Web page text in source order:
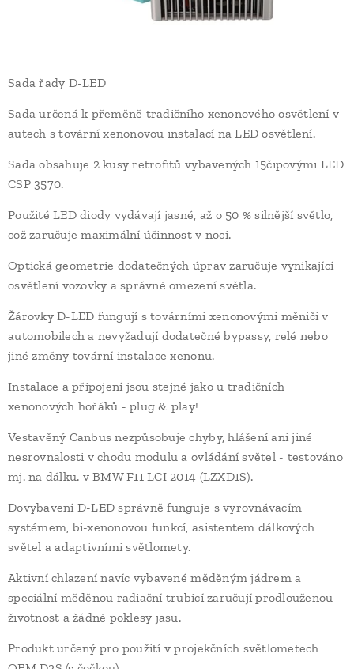
Sada řady D-LED
Sada určená k přeměně tradičního xenonového osvětlení v
autech s tovární xenonovou instalací na LED osvětlení.
Sada obsahuje 2 kusy retrofitů vybavených 15čipovými LED
CSP 3570.
Použité LED diody vydávají jasné, až o 50 % silnější světlo,
což zaručuje maximální účinnost v noci.
Optická geometrie dodatečných úprav zaručuje vynikající
osvětlení vozovky a správné omezení světla.
Žárovky D-LED fungují s továrními xenonovými měniči v
automobilech a nevyžadují dodatečné bypassy, ​​relé nebo
jiné změny tovární instalace xenonu.
Instalace a připojení jsou stejné jako u tradičních
xenonových hořáků - plug & play!
Vestavěný Canbus nezpůsobuje chyby, hlášení ani jiné
nesrovnalosti v chodu modulu a ovládání světel - testováno
mj. na dálku. v BMW F11 LCI 2014 (LZXD1S).
Dovybavení D-LED správně funguje s vyrovnávacím
systémem, bi-xenonovou funkcí, asistentem dálkových
světel a adaptivními světlomety.
Aktivní chlazení navíc vybavené měděným jádrem a
speciální měděnou radiační trubicí zaručují prodlouženou
životnost a žádné poklesy jasu.
Produkt určený pro použití v projekčních světlometech